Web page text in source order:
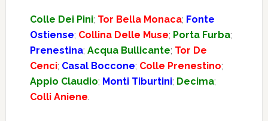
Colle Dei Pini; Tor Bella Monaca; Fonte
Ostiense; Collina Delle Muse; Porta Furba;
Prenestina; Acqua Bullicante; Tor De
Cenci; Casal Boccone; Colle Prenestino;
Appio Claudio; Monti Tiburtini; Decima;
Colli Aniene.